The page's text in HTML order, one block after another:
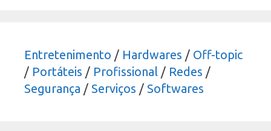
Entretenimento / Hardwares / Off-topic
/ Portáteis / Profissional / Redes /
Segurança / Serviços / Softwares